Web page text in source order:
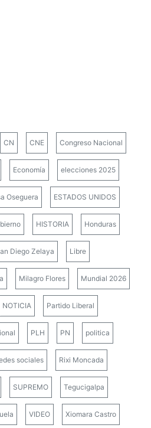
CN CNE Congreso Nacional
Economía elecciones 2025
Oseguera ESTADOS UNIDOS
HISTORIA Honduras
Diego Zelaya Libre
Milagro Flores Mundial 2026
NOTICIA Partido Liberal
PLH PN politica
sociales Rixi Moncada
SUPREMO Tegucigalpa
VIDEO Xiomara Castro